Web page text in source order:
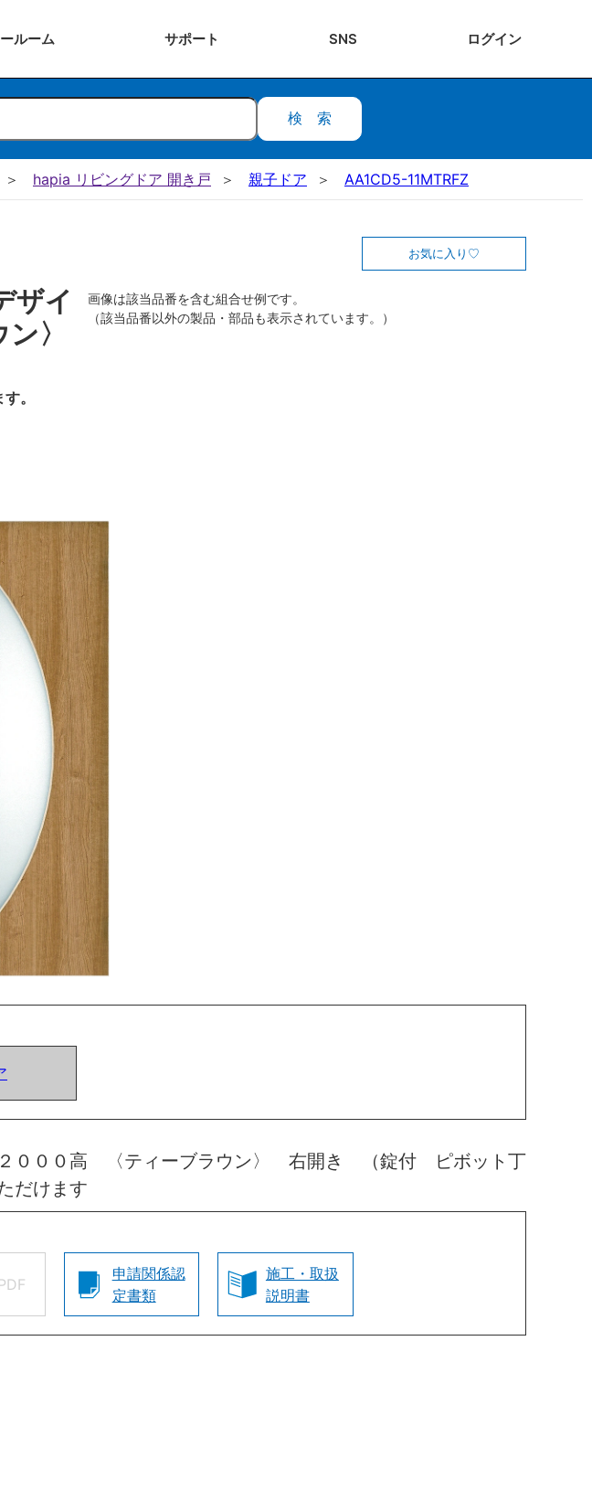
ルーム サポート SNS ログイン
検索
hapia リビングドア 開き戸 親子ドア AA1CD5-11MTRFZ
イ
〉
。
お気に入り
画像は該当品番を含む組合せ例です。
（該当品番以外の製品・部品も表示されています。）
００高 〈ティーブラウン〉 右開き （錠付 ピボット丁
だけます
申請関係認
定書類
施工・取扱
説明書